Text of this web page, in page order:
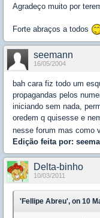
Agradeço muito por
Forte abraços a todos
seemann
16/05/2004
bah cara fiz todo um
propagandas pelos
iniciando sem nada,
oredem q quisesse e
nesse forum mas como
Edição feita por:
Delta-binho
10/03/2011
'Fellipe Abreu', on 10